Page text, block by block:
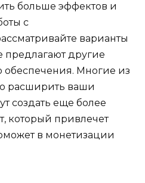
больше эффектов и
с
варианты
другие
обеспечения. Многие из
расширить ваши
создать еще более
который привлечет
в монетизации